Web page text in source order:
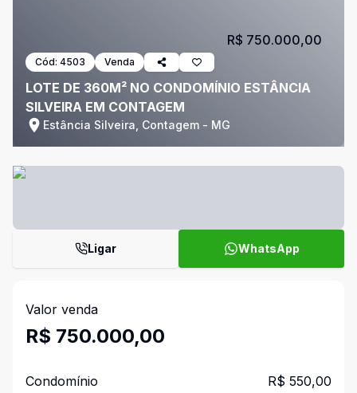
Cód: 4503 Venda
LOTE DE 360M² NO CONDOMÍNIO ESTÂNCIA
SILVEIRA EM CONTAGEM
Estância Silveira, Contagem - MG
R$ 750.000,00
Ligar WhatsApp
Valor venda
R$ 750.000,00
Condomínio R$ 550,00